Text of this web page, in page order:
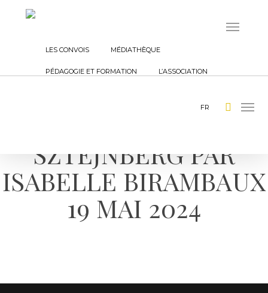
+
LES CONVOIS MÉDIATHÈQUE
PÉDAGOGIE ET FORMATION L’ASSOCIATION
FR MENU
C’ÉTAIT CE JOUR-LÀ,
SZTEJNBERG PAR
ISABELLE BIRAMBAUX
19 MAI 2024